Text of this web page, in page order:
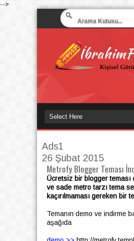
-->
Ads1
26 Şubat 2015
Metrofy Blogger Teması
Ücretsiz bir blogger teması
ve sade metro tarzı tema
kaçırılmaması gereken bir
Temanın demo ve indirme
aşağıda